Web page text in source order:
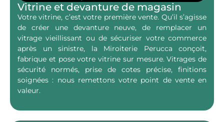
Vitrine et devanture de magasin
Votre vitrine, c’est votre première vente. Qu’il s’agisse
de créer une devanture neuve, de remplacer un
vitrage vieillissant ou de sécuriser votre commerce
après un sinistre, la Miroiterie Perucca conçoit,
fabrique et pose votre vitrine sur mesure. Vitrages de
sécurité normés, prise de cotes précise, finitions
soignées : nous remettons votre point de vente en
valeur.